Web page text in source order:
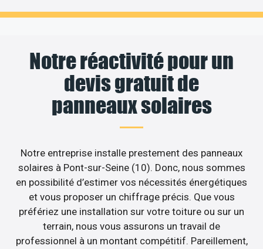
Notre réactivité pour un
devis gratuit de
panneaux solaires
Notre entreprise installe prestement des panneaux
solaires à Pont-sur-Seine (10). Donc, nous sommes
en possibilité d’estimer vos nécessités énergétiques
et vous proposer un chiffrage précis. Que vous
préfériez une installation sur votre toiture ou sur un
terrain, nous vous assurons un travail de
professionnel à un montant compétitif. Pareillement,